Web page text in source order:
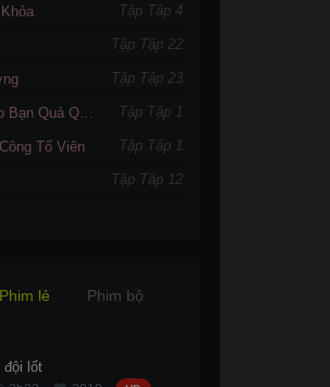
Tập Tập 4
Tập Tập 22
Tập Tập 23
Tập Tập 1
Tố Viên Tập Tập 1
Tập Tập 12
Phim lẻ Phim bộ
đội lốt